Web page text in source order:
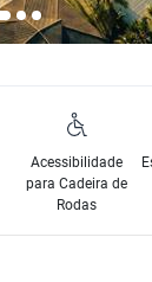
Acessibilidade
para Cadeira de
Rodas